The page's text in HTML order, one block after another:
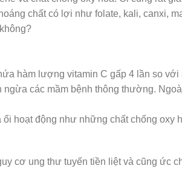
chất có lợi như folate, kali, canxi,
hàm lượng vitamin C gấp 4 lần so
các mầm bệnh thông thường.
hoạt động như những chất chống
cơ ung thư tuyến tiền liệt và cũng ức